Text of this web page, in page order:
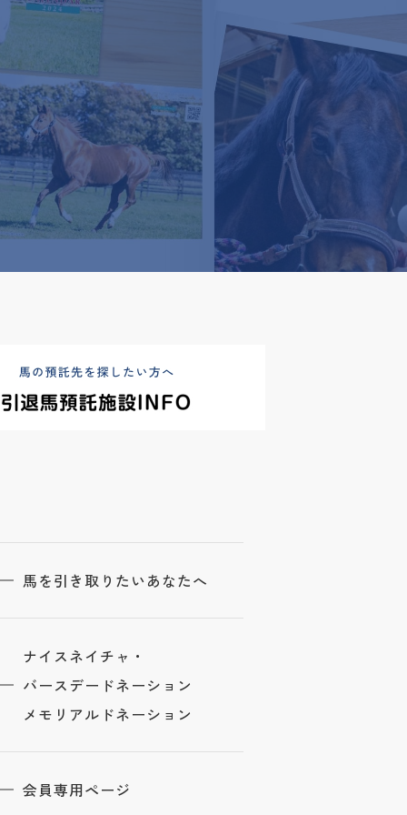
馬を引き取りたいあなたへ
ナイスネイチャ・
バースデードネーション
メモリアルドネーション
会員専用ページ